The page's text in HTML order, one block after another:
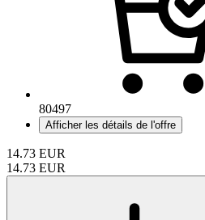
80497
Afficher les détails de l'offre
14.73 EUR
14.73 EUR